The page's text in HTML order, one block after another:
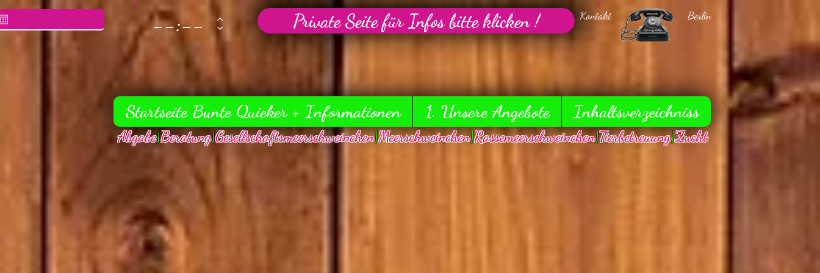
Private Seite für Infos bitte klicken ! Kontakt Berlin
Startseite Bunte Quieker + Informationen 1. Unsere Angebote Inhaltsverzeichniss
Abgabe|Beratung|Gesellschaftsmeerschweinchen|Meerschweinchen|Rassemeerschweinchen|Tierbetreuung|Zucht